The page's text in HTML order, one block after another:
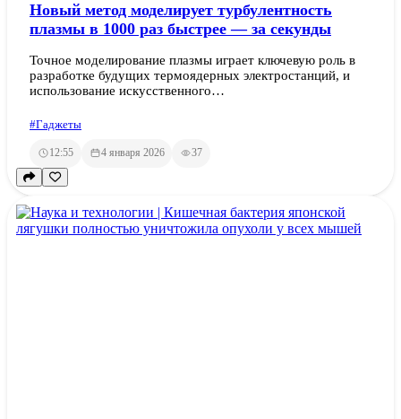
Новый метод моделирует турбулентность
плазмы в 1000 раз быстрее — за секунды
Точное моделирование плазмы играет ключевую роль в
разработке будущих термоядерных электростанций, и
использование искусственного…
#Гаджеты
12:55 4 января 2026 37